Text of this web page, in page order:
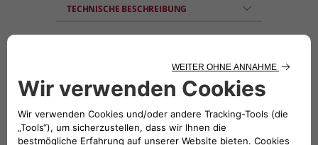
TECHNISCHE BESCHREIBUNG
versehentlichem fallen lassen. Material:
widerstandsfähiger Hartkunststoff. Farbe:
Mattbronze gemustert und glänzend Weiß
gemustert. Inkompatibel mit dem Keyless-
System. Für alle Modelle mit
Funkfernbedienung.